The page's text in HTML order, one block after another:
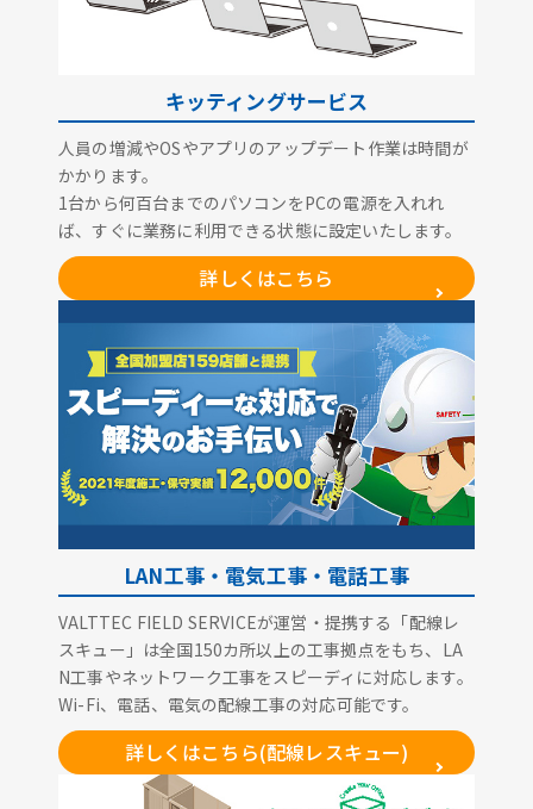
キッティングサービス
人員の増減やOSやアプリのアップデート作業は時間が
かかります。
1台から何百台までのパソコンをPCの電源を入れれ
ば、すぐに業務に利用できる状態に設定いたします。
詳しくはこちら
LAN工事・電気工事・電話工事
VALTTEC FIELD SERVICEが運営・提携する「配線レ
スキュー」は全国150カ所以上の工事拠点をもち、LA
N工事やネットワーク工事をスピーディに対応します。
Wi-Fi、電話、電気の配線工事の対応可能です。
詳しくはこちら(配線レスキュー)